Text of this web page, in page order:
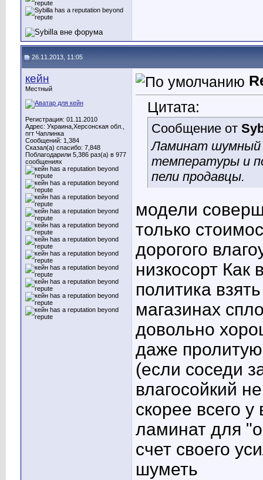
26.11.2013, 11:05
кейн
Местный
Регистрация: 01.11.2010
Адрес: Украина,Херсонская обл.,
пгт Чаплинка
Сообщений: 1,384
Сказал(а) спасибо: 7,848
Поблагодарили 5,386 раз(а) в 977
сообщениях
Цитата:
Сообщение от
Ламинат шумный
температуры и
пели продавцы.
модели
только
дорогого
низкосорт Как
политика
магазинах
довольно
даже
(если соседи
влагосойкий
скорее всего
ламинат для
счет своего
шуметь